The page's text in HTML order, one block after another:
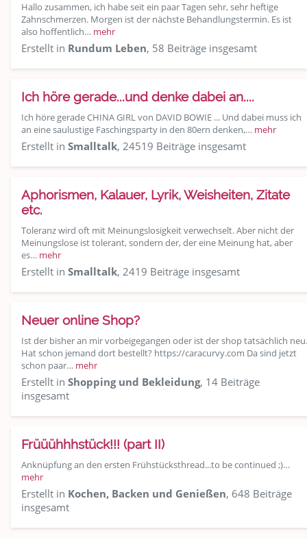
Hallo zusammen, ich habe seit ein paar Tagen sehr, sehr heftige
Zahnschmerzen. Morgen ist der nächste Behandlungstermin. Es ist
also hoffentlich… mehr
Erstellt in Rundum Leben, 58 Beiträge insgesamt
Ich höre gerade...und denke dabei an....
Ich höre gerade CHINA GIRL von DAVID BOWIE ... Und dabei muss ich
an eine saulustige Faschingsparty in den 80ern denken,… mehr
Erstellt in Smalltalk, 24519 Beiträge insgesamt
Aphorismen, Kalauer, Lyrik, Weisheiten, Zitate
etc.
Toleranz wird oft mit Meinungslosigkeit verwechselt. Aber nicht der
Meinungslose ist tolerant, sondern der, der eine Meinung hat, aber
es… mehr
Erstellt in Smalltalk, 2419 Beiträge insgesamt
Neuer online Shop?
Ist der bisher an mir vorbeigegangen oder ist der shop tatsächlich neu.
Hat schon jemand dort bestellt? https://caracurvy.com Da sind jetzt
schon paar… mehr
Erstellt in Shopping und Bekleidung, 14 Beiträge
insgesamt
Früüühhhstück!!! (part II)
Anknüpfung an den ersten Frühstücksthread...to be continued ;)…
mehr
Erstellt in Kochen, Backen und Genießen, 648 Beiträge
insgesamt